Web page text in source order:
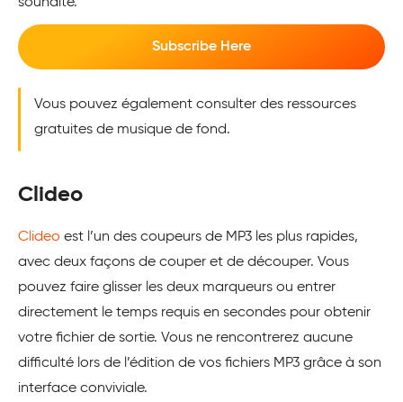
Subscribe Here
Vous pouvez également consulter des ressources
gratuites de musique de fond.
Clideo
Clideo est l’un des coupeurs de MP3 les plus rapides,
avec deux façons de couper et de découper. Vous
pouvez faire glisser les deux marqueurs ou entrer
directement le temps requis en secondes pour obtenir
votre fichier de sortie. Vous ne rencontrerez aucune
difficulté lors de l’édition de vos fichiers MP3 grâce à son
interface conviviale.